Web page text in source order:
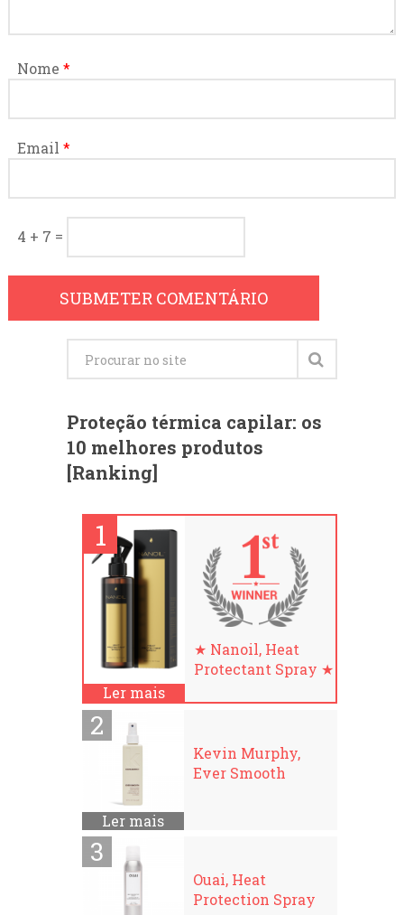
Nome *
Email *
4 + 7 =
Proteção térmica capilar: os
10 melhores produtos
[Ranking]
★ Nanoil, Heat
Protectant Spray ★
Ler mais
Kevin Murphy,
Ever Smooth
Ler mais
Ouai, Heat
Protection Spray